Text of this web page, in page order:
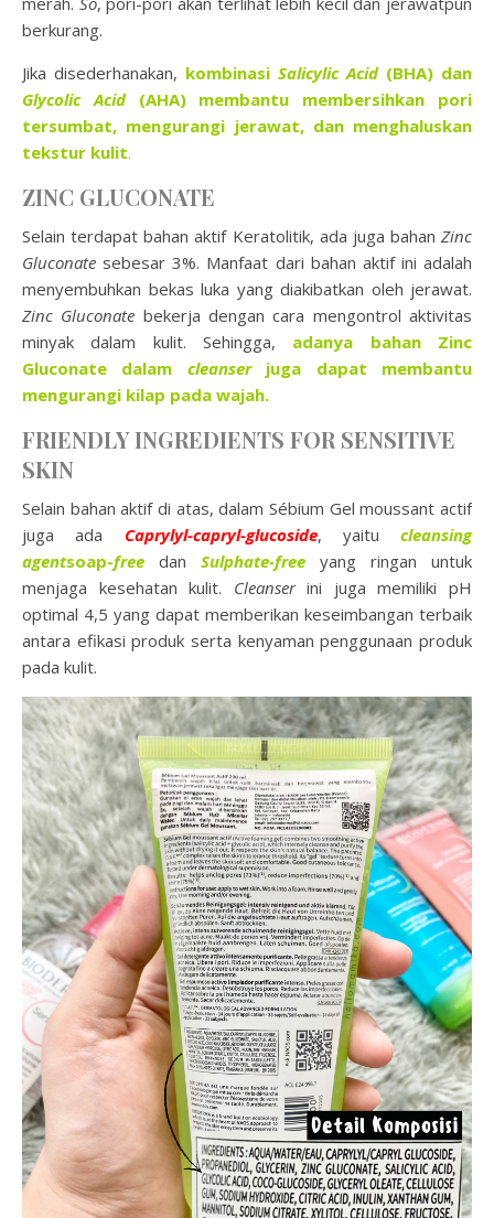
berkurang.
Jika disederhanakan, kombinasi Salicylic Acid(BHA) dan
Glycolic Acid(AHA) membantu membersihkan pori
tersumbat, mengurangi jerawat, dan menghaluskan
tekstur kulit.
ZINC GLUCONATE
Selain terdapat bahan aktif Keratolitik, ada juga bahan Zinc
Gluconate sebesar 3%. Manfaat dari bahan aktif ini adalah
menyembuhkan bekas luka yang diakibatkan oleh jerawat.
Zinc Gluconate bekerja dengan cara mengontrol aktivitas
minyak dalam kulit. Sehingga, adanya bahan Zinc
Gluconate dalam cleanserjuga dapat membantu
mengurangi kilap pada wajah.
FRIENDLY INGREDIENTS FOR SENSITIVE
SKIN
Selain bahan aktif di atas, dalam Sébium Gel moussant actif
juga ada Caprylyl-capryl-glucoside, yaitu cleansing
agentsoap-free dan Sulphate-free yang ringan untuk
menjaga kesehatan kulit. Cleanserini juga memiliki pH
optimal 4,5 yang dapat memberikan keseimbangan terbaik
antara efikasi produk serta kenyaman penggunaan produk
pada kulit.